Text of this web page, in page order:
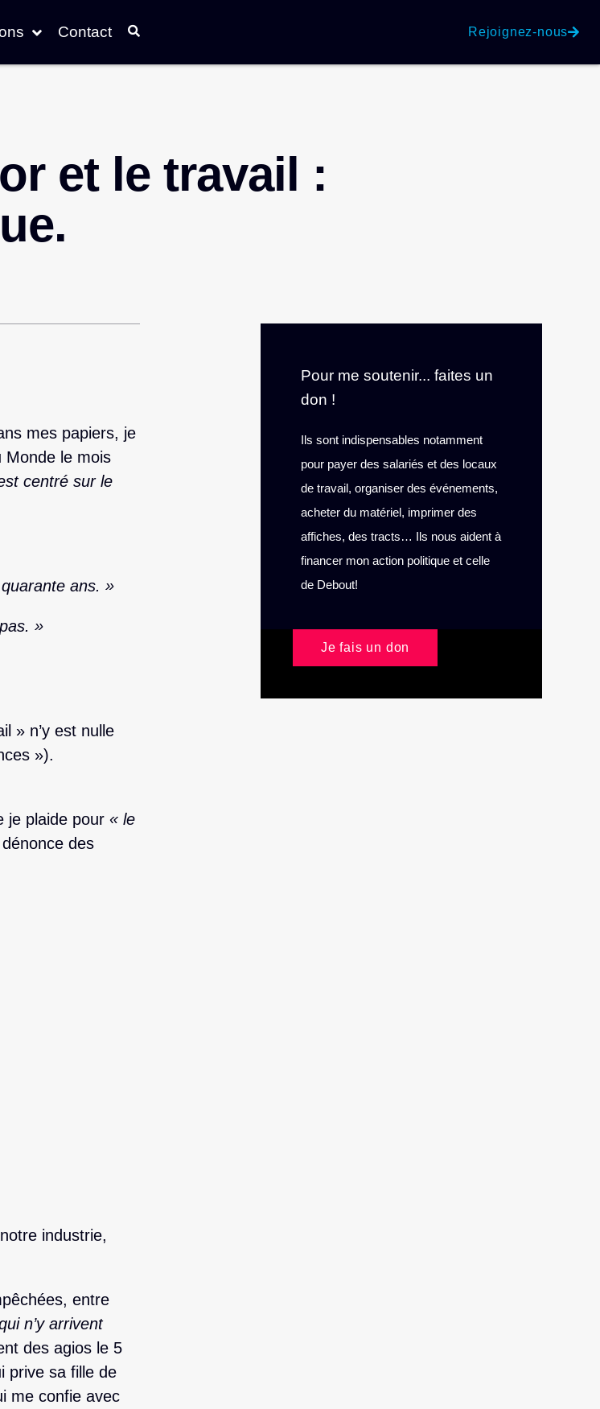
Contact Rejoignez-nous
et le travail :
mes papiers, je
Monde le mois
centré sur le
ans. »
»
» n’y est nulle
»).
je plaide pour « le
des
industrie,
entre
n’y arrivent
des agios le 5
prive sa fille de
me confie avec
Pour me soutenir... faites un
don !
Ils sont indispensables notamment
pour payer des salariés et des locaux
de travail, organiser des événements,
acheter du matériel, imprimer des
affiches, des tracts… Ils nous aident à
financer mon action politique et celle
de Debout!
Je fais un don